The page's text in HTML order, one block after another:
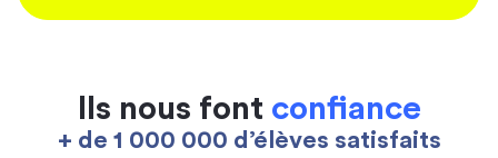
Ils nous font confiance
+ de 1 000 000 d’élèves satisfaits